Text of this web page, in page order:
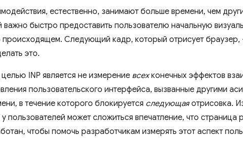
естественно, занимают больше времени, чем
важно быстро предоставить пользователю начальную
Следующий кадр, который отрисует браузер,
это.
INP является не измерение всехконечных эффектов
пользовательского интерфейса, вызванные другими
в течение которого блокируется следующаяотрисовка.
пользователей может сложиться впечатление, что страница
чтобы помочь разработчикам измерять этот аспект